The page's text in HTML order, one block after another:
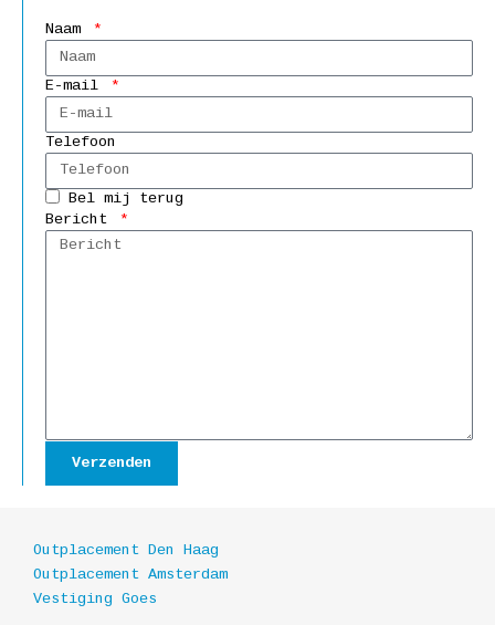
Naam
E-mail
Telefoon
Bel mij terug
Bericht
Verzenden
Outplacement Den Haag
Outplacement Amsterdam
Vestiging Goes